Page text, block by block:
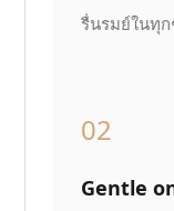
รื่นรมย์ในทุก
02
Gentle